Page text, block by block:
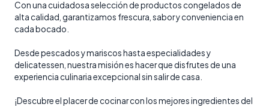
Con una cuidadosa selección de productos congelados de
alta calidad, garantizamos frescura, sabor y conveniencia en
cada bocado.
Desde pescados y mariscos hasta especialidades y
delicatessen, nuestra misión es hacer que disfrutes de una
experiencia culinaria excepcional sin salir de casa.
¡Descubre el placer de cocinar con los mejores ingredientes del